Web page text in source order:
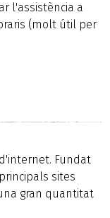
l'assistència a
(molt útil per
Fundat
sites
gran quantitat